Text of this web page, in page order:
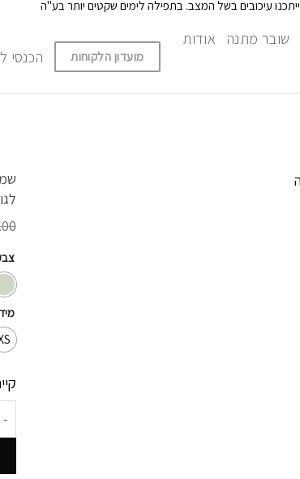
ייתכנו עיכובים בשל המצב. בתפילה לימים שקטים יותר בע"ה
שובר מתנה
אודות
מועדון הלקוחות הכנסי